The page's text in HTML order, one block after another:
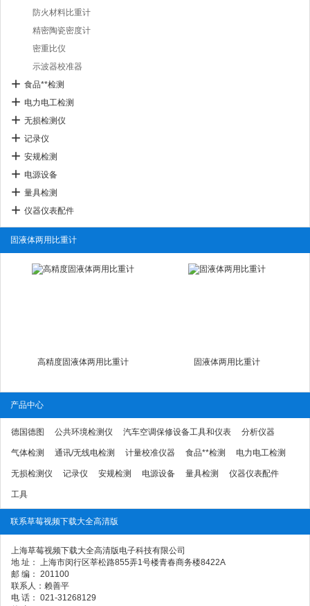
防火材料比重计
精密陶瓷密度计
密重比仪
示波器校准器
食品**检测
电力电工检测
无损检测仪
记录仪
安规检测
电源设备
量具检测
仪器仪表配件
固液体两用比重计
高精度固液体两用比重计 固液体两用比重计
产品中心
德国德图 公共环境检测仪 汽车空调保修设备工具和仪表 分析仪器
气体检测 通讯/无线电检测 计量校准仪器 食品**检测 电力电工检测
无损检测仪 记录仪 安规检测 电源设备 量具检测 仪器仪表配件
工具
联系草莓视频下载大全高清版
上海草莓视频下载大全高清版电子科技有限公司
地 址： 上海市闵行区莘松路855弄1号楼青春商务楼8422A
邮 编： 201100
联系人：赖善平
电 话： 021-31268129